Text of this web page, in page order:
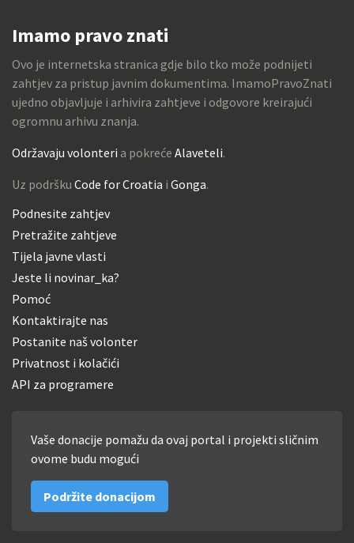
Imamo pravo znati
Ovo je internetska stranica gdje bilo tko može podnijeti
zahtjev za pristup javnim dokumentima. ImamoPravoZnati
ujedno objavljuje i arhivira zahtjeve i odgovore kreirajući
ogromnu arhivu znanja.
Održavaju volonteri a pokreće Alaveteli.
Uz podršku Code for Croatia i Gonga.
Podnesite zahtjev
Pretražite zahtjeve
Tijela javne vlasti
Jeste li novinar_ka?
Pomoć
Kontaktirajte nas
Postanite naš volonter
Privatnost i kolačići
API za programere
Vaše donacije pomažu da ovaj portal i projekti sličnim
ovome budu mogući
Podržite donacijom